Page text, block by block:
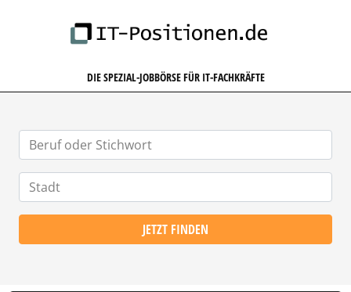
DIE SPEZIAL-JOBBÖRSE FÜR IT-FACHKRÄFTE
JETZT FINDEN